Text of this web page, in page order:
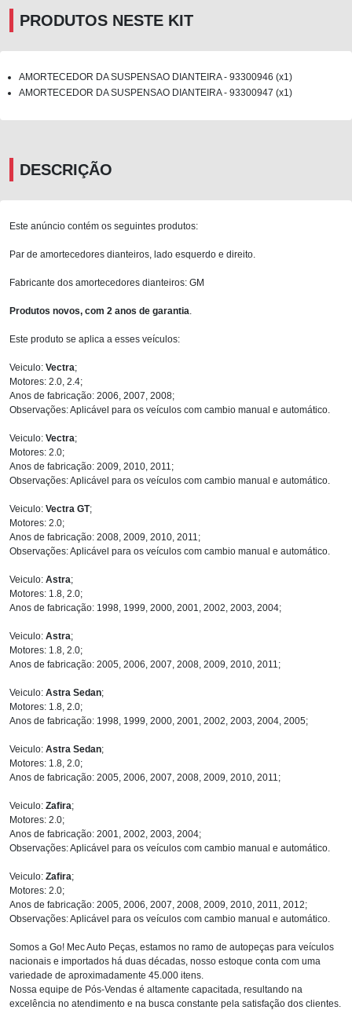
PRODUTOS NESTE KIT
AMORTECEDOR DA SUSPENSAO DIANTEIRA - 93300946 (x1)
AMORTECEDOR DA SUSPENSAO DIANTEIRA - 93300947 (x1)
DESCRIÇÃO
Este anúncio contém os seguintes produtos:
Par de amortecedores dianteiros, lado esquerdo e direito.
Fabricante dos amortecedores dianteiros: GM
Produtos novos, com 2 anos de garantia
Este produto se aplica a esses veículos:
Veiculo: Vectra;
Motores: 2.0, 2.4;
Anos de fabricação: 2006, 2007, 2008;
Observações: Aplicável para os veículos com cambio manual e automático.
Veiculo: Vectra;
Motores: 2.0;
Anos de fabricação: 2009, 2010, 2011;
Observações: Aplicável para os veículos com cambio manual e automático.
Veiculo: Vectra GT;
Motores: 2.0;
Anos de fabricação: 2008, 2009, 2010, 2011;
Observações: Aplicável para os veículos com cambio manual e automático.
Veiculo: Astra;
Motores: 1.8, 2.0;
Anos de fabricação: 1998, 1999, 2000, 2001, 2002, 2003, 2004;
Veiculo: Astra;
Motores: 1.8, 2.0;
Anos de fabricação: 2005, 2006, 2007, 2008, 2009, 2010, 2011;
Veiculo: Astra Sedan;
Motores: 1.8, 2.0;
Anos de fabricação: 1998, 1999, 2000, 2001, 2002, 2003, 2004, 2005;
Veiculo: Astra Sedan;
Motores: 1.8, 2.0;
Anos de fabricação: 2005, 2006, 2007, 2008, 2009, 2010, 2011;
Veiculo: Zafira;
Motores: 2.0;
Anos de fabricação: 2001, 2002, 2003, 2004;
Observações: Aplicável para os veículos com cambio manual e automático.
Veiculo: Zafira;
Motores: 2.0;
Anos de fabricação: 2005, 2006, 2007, 2008, 2009, 2010, 2011, 2012;
Observações: Aplicável para os veículos com cambio manual e automático.
Somos a Go! Mec Auto Peças, estamos no ramo de autopeças para veículos
nacionais e importados há duas décadas, nosso estoque conta com uma
variedade de aproximadamente 45.000 itens.
Nossa equipe de Pós-Vendas é altamente capacitada, resultando na
excelência no atendimento e na busca constante pela satisfação dos clientes.